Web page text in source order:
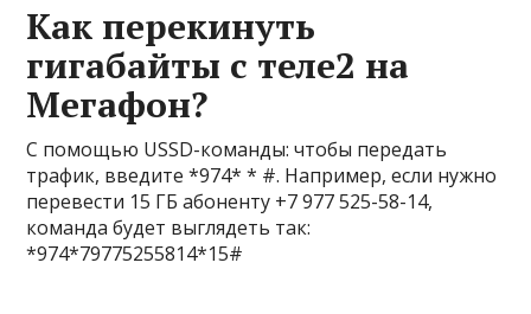
Как перекинуть
гигабайты с теле2 на
Мегафон?
С помощью USSD-команды: чтобы передать
трафик, введите *974* * #. Например, если нужно
перевести 15 ГБ абоненту +7 977 525-58-14,
команда будет выглядеть так:
*974*79775255814*15#